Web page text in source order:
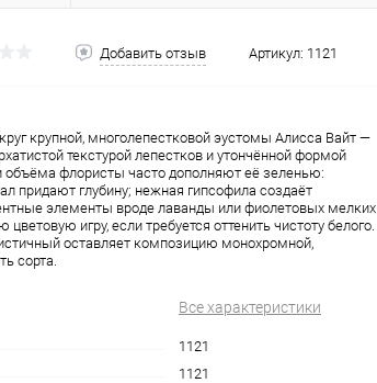
Добавить отзыв Артикул: 1121
крупной, многолепестковой эустомы Алисса Вайт —
текстурой лепестков и утончённой формой
объёма флористы часто дополняют её зеленью:
придают глубину; нежная гипсофила создаёт
элементы вроде лаванды или фиолетовых мелких
игру, если требуется оттенить чистоту белого.
оставляет композицию монохромной,
сорта.
Все характеристики
1121
1121